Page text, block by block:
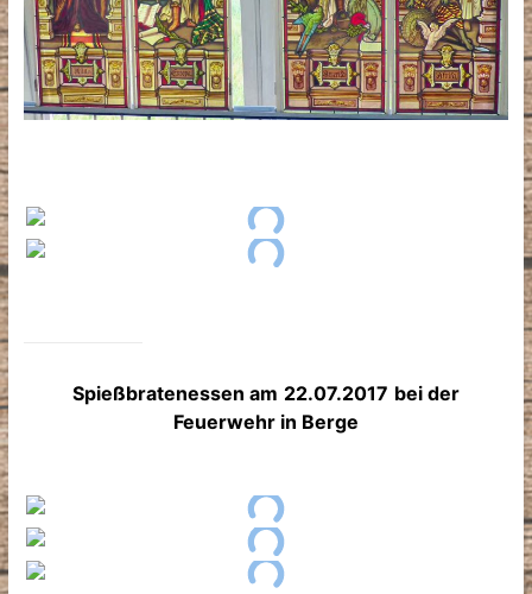
Spießbratenessen am 22.07.2017 bei der
Feuerwehr in Berge